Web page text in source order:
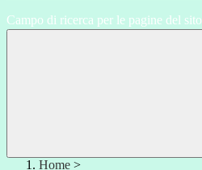
Campo di ricerca per le pagine del sito
Home >